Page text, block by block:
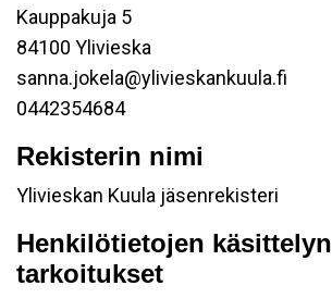
Kauppakuja 5
84100 Ylivieska
sanna.jokela@ylivieskankuula.fi
0442354684
Rekisterin nimi
Ylivieskan Kuula jäsenrekisteri
Henkilötietojen käsittelyn
tarkoitukset